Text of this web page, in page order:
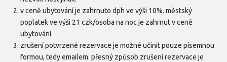
v ceně ubytování je zahrnuto dph ve výši 10%. městský
poplatek ve výši 21 czk/osoba na noc je zahrnut v ceně
ubytování.
zrušení potvrzené rezervace je možné učinit pouze písemnou
formou, tedy emailem. přesný způsob zrušení rezervace je